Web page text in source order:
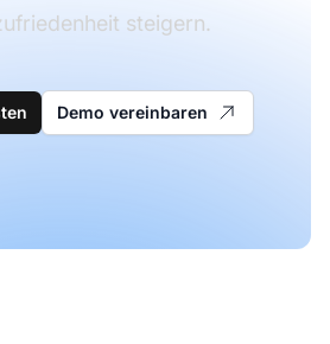
steigern.
Demo vereinbaren